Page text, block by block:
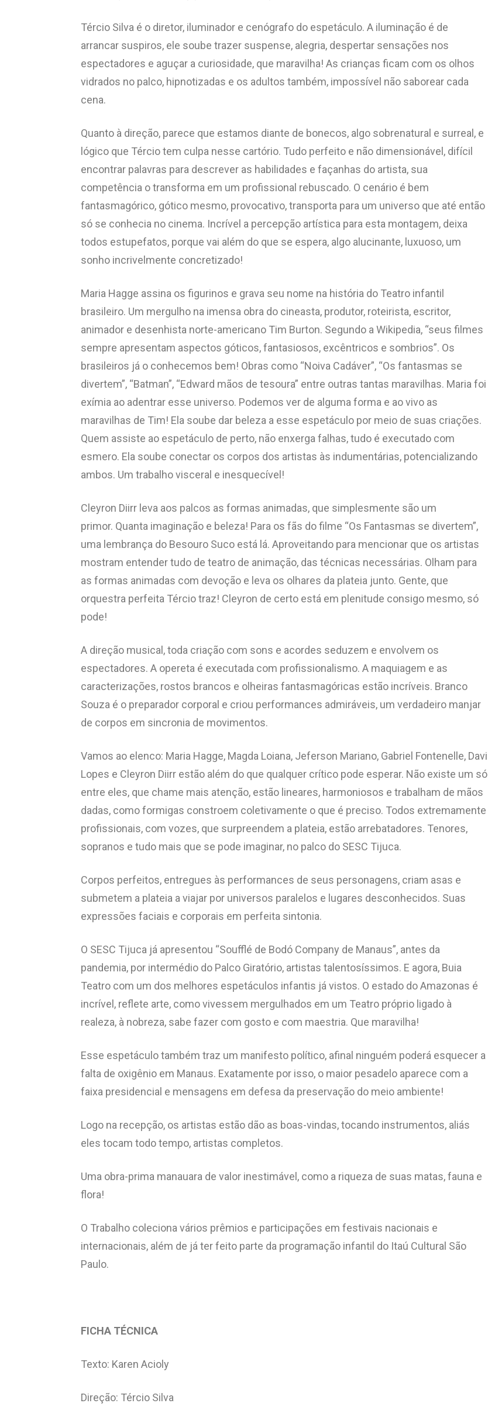
Tércio Silva é o diretor, iluminador e cenógrafo do espetáculo. A iluminação é de
arrancar suspiros, ele soube trazer suspense, alegria, despertar sensações nos
espectadores e aguçar a curiosidade, que maravilha! As crianças ficam com os olhos
vidrados no palco, hipnotizadas e os adultos também, impossível não saborear cada
cena.
Quanto à direção, parece que estamos diante de bonecos, algo sobrenatural e surreal, e
lógico que Tércio tem culpa nesse cartório. Tudo perfeito e não dimensionável, difícil
encontrar palavras para descrever as habilidades e façanhas do artista, sua
competência o transforma em um profissional rebuscado. O cenário é bem
fantasmagórico, gótico mesmo, provocativo, transporta para um universo que até então
só se conhecia no cinema. Incrível a percepção artística para esta montagem, deixa
todos estupefatos, porque vai além do que se espera, algo alucinante, luxuoso, um
sonho incrivelmente concretizado!
Maria Hagge assina os figurinos e grava seu nome na história do Teatro infantil
brasileiro. Um mergulho na imensa obra do cineasta, produtor, roteirista, escritor,
animador e desenhista norte-americano Tim Burton. Segundo a Wikipedia, “seus filmes
sempre apresentam aspectos góticos, fantasiosos, excêntricos e sombrios”. Os
brasileiros já o conhecemos bem! Obras como “Noiva Cadáver”, “Os fantasmas se
divertem”, “Batman”, “Edward mãos de tesoura” entre outras tantas maravilhas. Maria foi
exímia ao adentrar esse universo. Podemos ver de alguma forma e ao vivo as
maravilhas de Tim! Ela soube dar beleza a esse espetáculo por meio de suas criações.
Quem assiste ao espetáculo de perto, não enxerga falhas, tudo é executado com
esmero. Ela soube conectar os corpos dos artistas às indumentárias, potencializando
ambos. Um trabalho visceral e inesquecível!
Cleyron Diirr leva aos palcos as formas animadas, que simplesmente são um
primor. Quanta imaginação e beleza! Para os fãs do filme “Os Fantasmas se divertem”,
uma lembrança do Besouro Suco está lá. Aproveitando para mencionar que os artistas
mostram entender tudo de teatro de animação, das técnicas necessárias. Olham para
as formas animadas com devoção e leva os olhares da plateia junto. Gente, que
orquestra perfeita Tércio traz! Cleyron de certo está em plenitude consigo mesmo, só
pode!
A direção musical, toda criação com sons e acordes seduzem e envolvem os
espectadores. A opereta é executada com profissionalismo. A maquiagem e as
caracterizações, rostos brancos e olheiras fantasmagóricas estão incríveis. Branco
Souza é o preparador corporal e criou performances admiráveis, um verdadeiro manjar
de corpos em sincronia de movimentos.
Vamos ao elenco: Maria Hagge, Magda Loiana, Jeferson Mariano, Gabriel Fontenelle, Davi
Lopes e Cleyron Diirr estão além do que qualquer crítico pode esperar. Não existe um só
entre eles, que chame mais atenção, estão lineares, harmoniosos e trabalham de mãos
dadas, como formigas constroem coletivamente o que é preciso. Todos extremamente
profissionais, com vozes, que surpreendem a plateia, estão arrebatadores. Tenores,
sopranos e tudo mais que se pode imaginar, no palco do SESC Tijuca.
Corpos perfeitos, entregues às performances de seus personagens, criam asas e
submetem a plateia a viajar por universos paralelos e lugares desconhecidos. Suas
expressões faciais e corporais em perfeita sintonia.
O SESC Tijuca já apresentou “Soufflé de Bodó Company de Manaus”, antes da
pandemia, por intermédio do Palco Giratório, artistas talentosíssimos. E agora, Buia
Teatro com um dos melhores espetáculos infantis já vistos. O estado do Amazonas é
incrível, reflete arte, como vivessem mergulhados em um Teatro próprio ligado à
realeza, à nobreza, sabe fazer com gosto e com maestria. Que maravilha!
Esse espetáculo também traz um manifesto político, afinal ninguém poderá esquecer a
falta de oxigênio em Manaus. Exatamente por isso, o maior pesadelo aparece com a
faixa presidencial e mensagens em defesa da preservação do meio ambiente!
Logo na recepção, os artistas estão dão as boas-vindas, tocando instrumentos, aliás
eles tocam todo tempo, artistas completos.
Uma obra-prima manauara de valor inestimável, como a riqueza de suas matas, fauna e
flora!
O Trabalho coleciona vários prêmios e participações em festivais nacionais e
internacionais, além de já ter feito parte da programação infantil do Itaú Cultural São
Paulo.
FICHA TÉCNICA
Texto: Karen Acioly
Direção: Tércio Silva